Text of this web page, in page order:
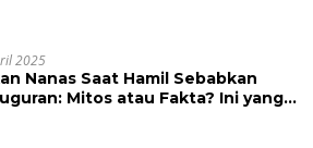
2025
Nanas Saat Hamil Sebabkan
Mitos atau Fakta? Ini yang